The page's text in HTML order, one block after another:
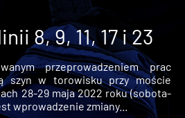
8, 9, 11, 17 i 23
przeprowadzeniem prac
szyn w torowisku przy moście
28-29 maja 2022 roku (sobota-
wprowadzenie zmiany...